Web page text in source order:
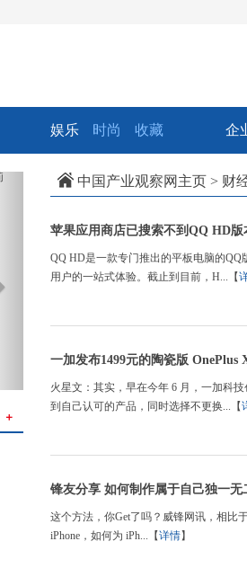
娱乐 时尚 收藏 企
＋
中国产业观察网主页 > 财
苹果应用商店已搜索不到QQ HD版
QQ HD是一款专门推出的平板电脑的
用户的一站式体验。截止到目前，H...【
一加发布1499元的陶瓷版 OnePlus
火星文：其实，早在今年 6 月，一加科
到自己认可的产品，同时选择不更换...【
锋友分享 如何制作属于自己独一无
这个方法，你Get了吗？威锋网讯，相比
iPhone，如何为 iPh...【详情】